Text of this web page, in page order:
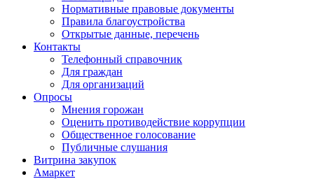
Нормативные правовые документы
Правила благоустройства
Открытые данные, перечень
Контакты
Телефонный справочник
Для граждан
Для организаций
Опросы
Мнения горожан
Оценить противодействие коррупции
Общественное голосование
Публичные слушания
Витрина закупок
Амаркет